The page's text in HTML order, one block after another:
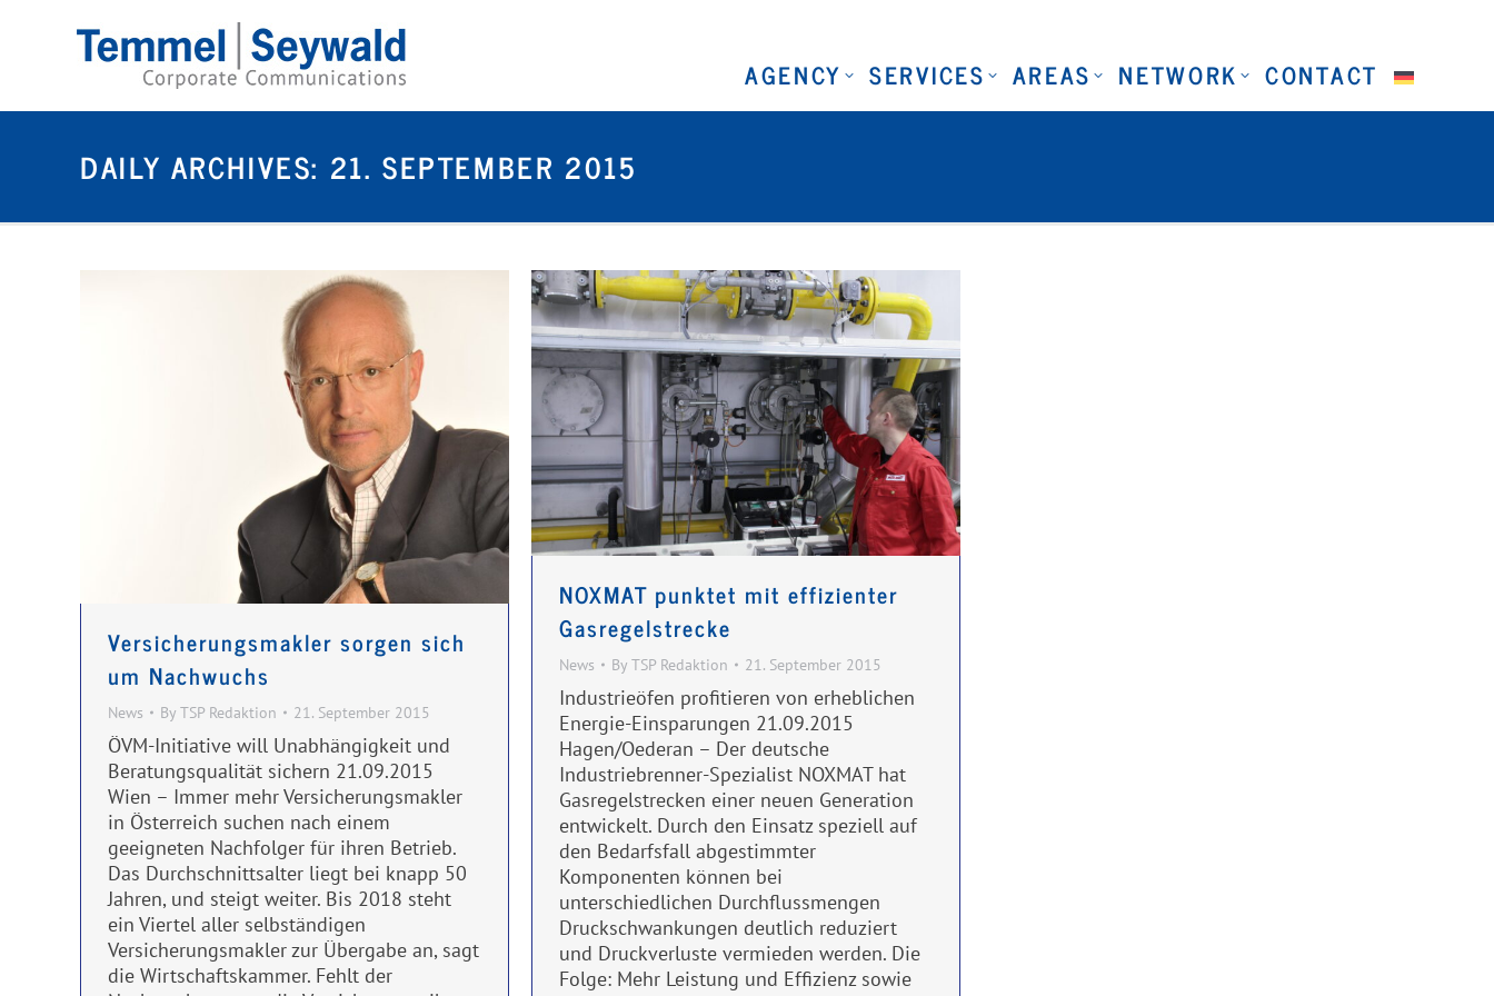
AGENCY SERVICES AREAS NETWORK CONTACT
DAILY ARCHIVES: 21. SEPTEMBER 2015
Versicherungsmakler sorgen sich
um Nachwuchs
News By TSP Redaktion 21. September 2015
ÖVM-Initiative will Unabhängigkeit und
Beratungsqualität sichern 21.09.2015
Wien – Immer mehr Versicherungsmakler
in Österreich suchen nach einem
geeigneten Nachfolger für ihren Betrieb.
Das Durchschnittsalter liegt bei knapp 50
Jahren, und steigt weiter. Bis 2018 steht
ein Viertel aller selbständigen
Versicherungsmakler zur Übergabe an, sagt
die Wirtschaftskammer. Fehlt der
NOXMAT punktet mit effizienter
Gasregelstrecke
News By TSP Redaktion 21. September 2015
Industrieöfen profitieren von erheblichen
Energie-Einsparungen 21.09.2015
Hagen/Oederan – Der deutsche
Industriebrenner-Spezialist NOXMAT hat
Gasregelstrecken einer neuen Generation
entwickelt. Durch den Einsatz speziell auf
den Bedarfsfall abgestimmter
Komponenten können bei
unterschiedlichen Durchflussmengen
Druckschwankungen deutlich reduziert
und Druckverluste vermieden werden. Die
Folge: Mehr Leistung und Effizienz sowie